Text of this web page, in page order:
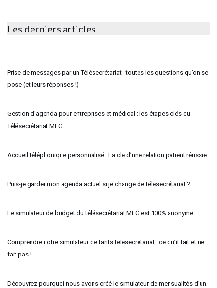
Les derniers articles
Prise de messages par un Télésecrétariat : toutes les questions qu’on se
pose (et leurs réponses !)
Gestion d’agenda pour entreprises et médical : les étapes clés du
Télésecrétariat MLG
Accueil téléphonique personnalisé : La clé d’une relation patient réussie
Puis-je garder mon agenda actuel si je change de télésecrétariat ?
Le simulateur de budget du télésecrétariat MLG est 100% anonyme
Comprendre notre simulateur de tarifs télésecrétariat : ce qu’il fait et ne
fait pas !
Découvrez pourquoi nous avons créé le simulateur de mensualités d’un